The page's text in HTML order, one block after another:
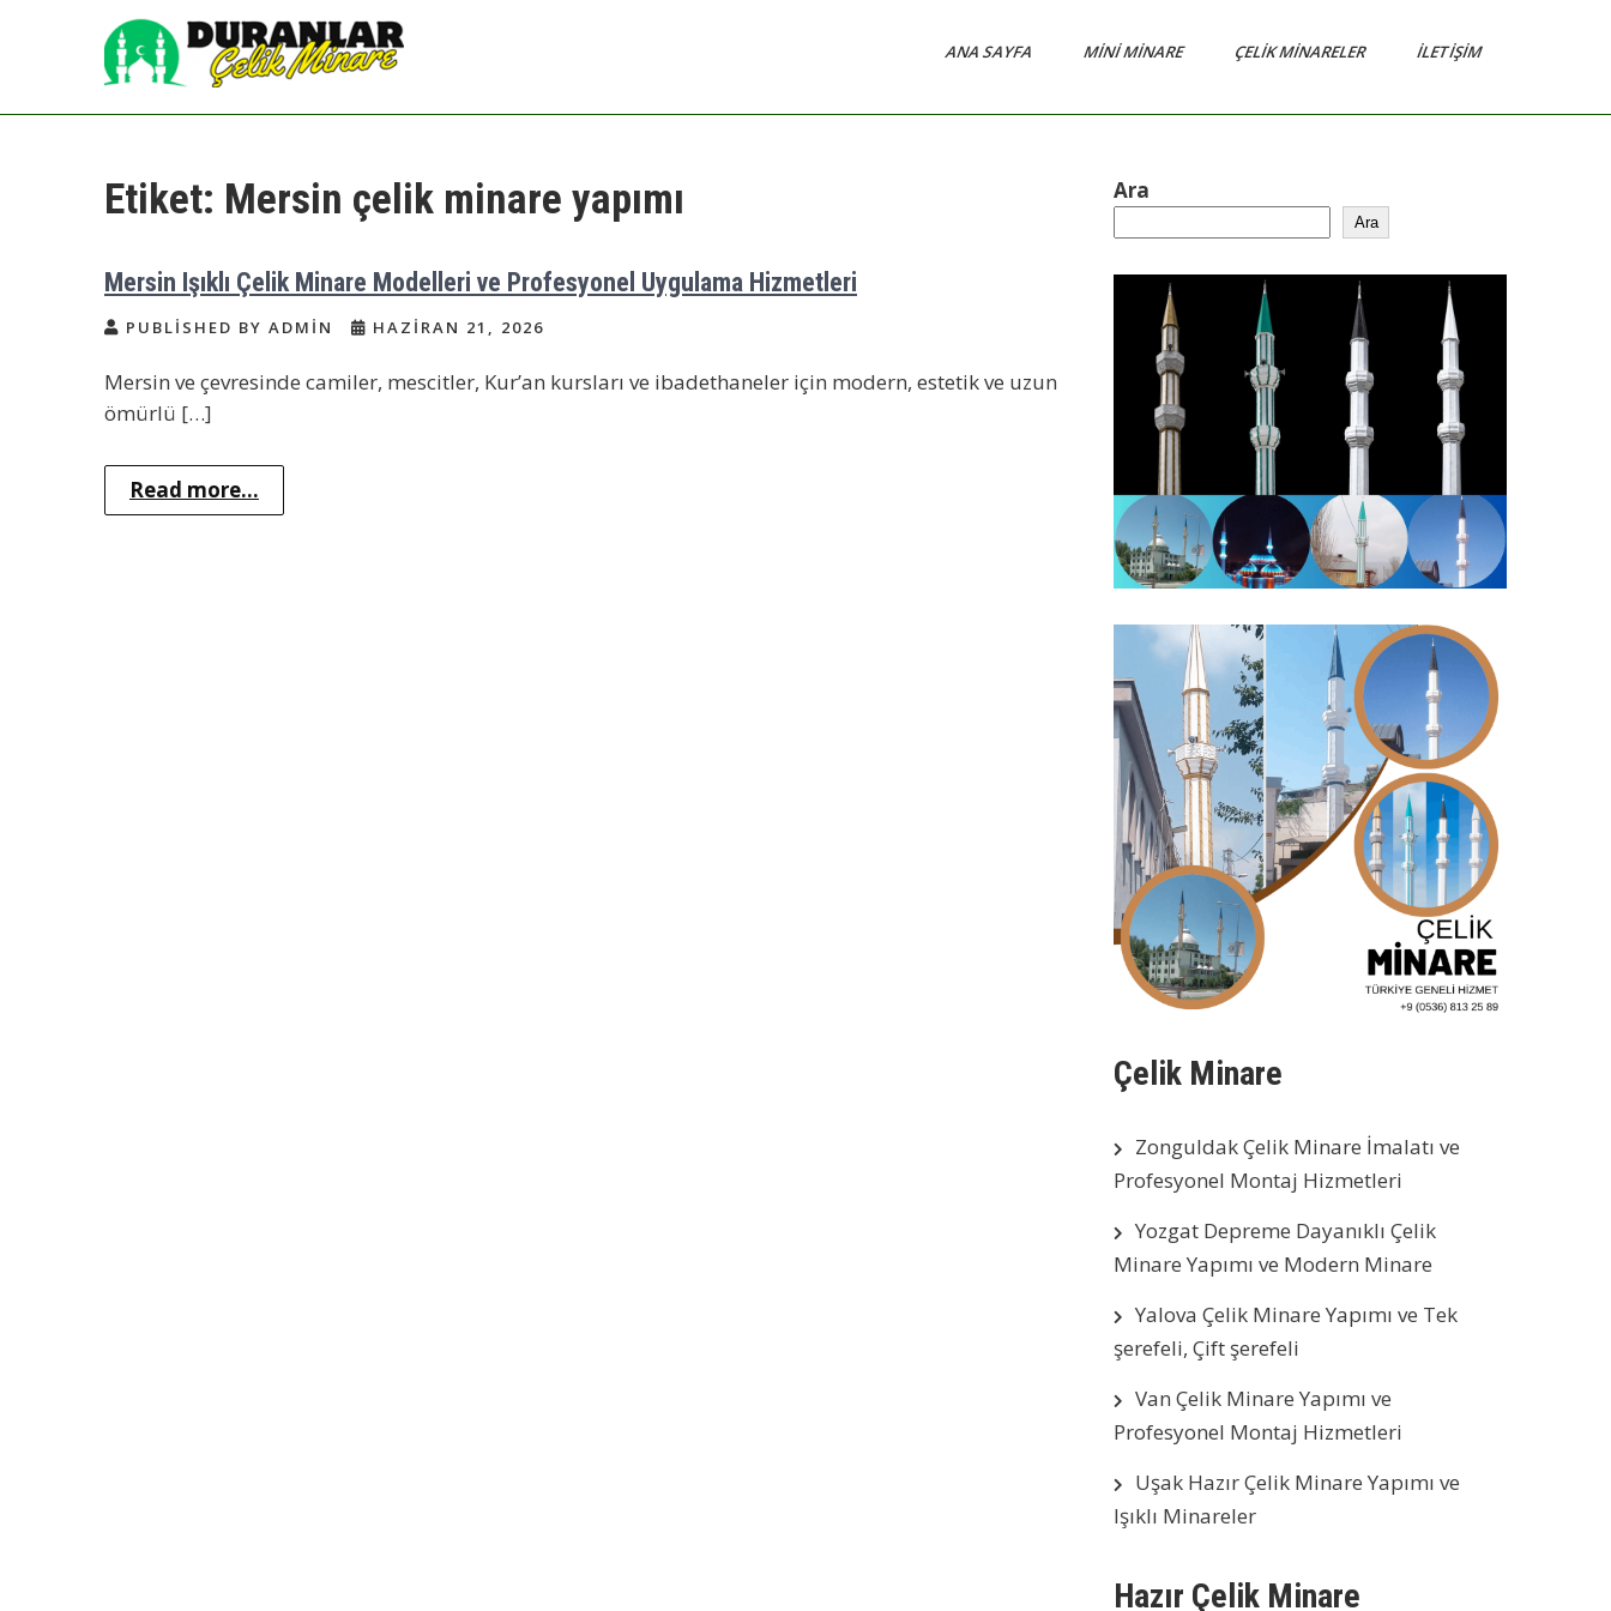
Çelik Minare | Çelik
Çelik Minare Fiyatları | Hazır Çelik
ANA SAYFA MINI MINARE ÇELIK MINARELER İLETIŞIM
Etiket: Mersin çelik minare yapımı
Mersin Işıklı Çelik Minare Modelleri ve Profesyonel Uygulama Hizmetleri
PUBLISHED BY ADMIN HAZIRAN 21, 2026
Mersin ve çevresinde camiler, mescitler, Kur’an kursları ve ibadethaneler için modern, estetik ve uzun
ömürlü […]
Read more...
Ara
Ara
Çelik Minare
Zonguldak Çelik Minare İmalatı ve
Profesyonel Montaj Hizmetleri
Yozgat Depreme Dayanıklı Çelik
Minare Yapımı ve Modern Minare
Yalova Çelik Minare Yapımı ve Tek
şerefeli, Çift şerefeli
Van Çelik Minare Yapımı ve
Profesyonel Montaj Hizmetleri
Uşak Hazır Çelik Minare Yapımı ve
Işıklı Minareler
Hazır Çelik Minare